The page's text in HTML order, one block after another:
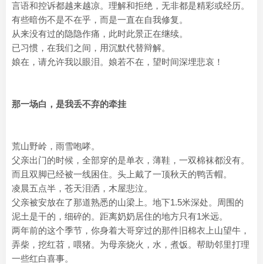
言语和控诉都越来越凉。理解和拒绝，无非都是精彩或经历。
有些暗伤不是不在乎，而是一直在自我修复。
从来没有过的隐隐作痛，此时此景正在继续。
已习惯，在我们之间，用沉默代替辩解。
娘在，请允许我以眼泪。娘若不在，望时间深埋悲哀！
那一场白，是我丢不弃的牵挂
荒山野岭，雨雪咆哮。
父亲出门的时候，全部穿的是单衣，薄鞋，一双棉袜都没有。
而且双脚已经被一线困住。头上戴了一顶秋天的鸭舌帽。
凌晨五点半，苍天泪洒，木屋悲泣。
父亲被安放在了那道熟悉的山梁上。地下1.5米深处。周围的
泥土是干的，细碎的。距离奶奶居住的地方只有1米远。
两年前的这个季节，你身着大哥穿过的那件旧棉衣上山望牛，
弄柴，挖红苕，喂猪。为母亲烧火，水，煮饭。帮助邻里打理
一些红白喜事。